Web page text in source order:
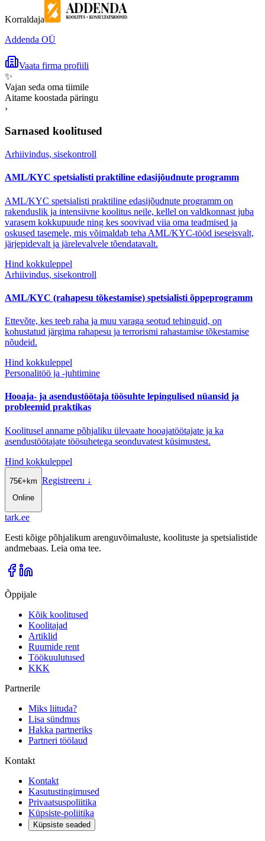
Korraldaja
Addenda OÜ
Vaata firma profiili
✨
Vajan seda oma tiimile
Aitame koostada päringu
›
Sarnased koolitused
Arhiivindus, sisekontroll
AML/KYC spetsialisti praktiline edasijõudnute programm
AML/KYC spetsialisti praktiline edasijõudnute programm on
rakenduslik ja intensiivne koolitus neile, kellel on valdkonnast juba
varasem kokkupuude ning kes soovivad viia oma teadmised ja
oskused tasemele, mis võimaldab teha AML/KYC-tööd iseseisvalt,
järjepidevalt ja järelevalvele tõendatavalt.
Hind kokkuleppel
Arhiivindus, sisekontroll
AML/KYC (rahapesu tõkestamise) spetsialisti õppeprogramm
Ettevõte, kes teeb raha ja muu varaga seotud tehinguid, on
kohustatud järgima rahapesu ja terrorismi rahastamise tõkestamise
nõudeid.
Hind kokkuleppel
Personalitöö ja -juhtimine
Hooaja- ja asendustöötaja töösuhte lepingulised nüansid ja
probleemid praktikas
Koolitusel anname põhjaliku ülevaate hooajatöötajate ja ka
asendustöötajate töösuhetega seonduvatest küsimustest.
Hind kokkuleppel
75€+km
Online
Registreeru ↓
tark.ee
Eesti kõige põhjalikum arenguvõimaluste, koolituste ja spetsialistide
andmebaas. Leia oma tee.
Õppijale
Kõik koolitused
Koolitajad
Artiklid
Ruumide rent
Töökuulutused
KKK
Partnerile
Miks liituda?
Lisa sündmus
Hakka partneriks
Partneri töölaud
Kontakt
Kontakt
Kasutustingimused
Privaatsuspoliitika
Küpsiste-poliitika
Küpsiste seaded